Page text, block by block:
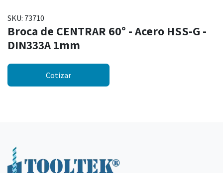
SKU: 73710
Broca de CENTRAR 60° - Acero HSS-G -
DIN333A 1mm
Cotizar